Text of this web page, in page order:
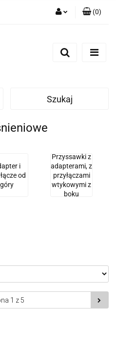
Zarejestruj się
(0)
Szukaj
i
od
góry
Przyssawki z
adapterami, z
przyłączami
wtykowymi z
boku